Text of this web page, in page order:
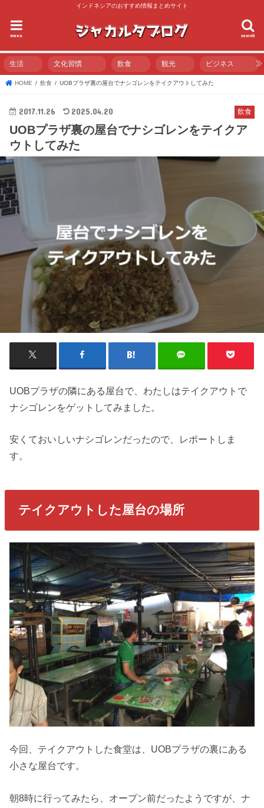
インドネシアのおすすめ情報まとめサイト
search
menu
生活 文化習慣 飲食 観光 ビジネス
HOME 飲食 UOBプラザ裏の屋台でナシゴレンをテイクアウトしてみた
飲食
2017.11.26 2025.04.20
UOBプラザ裏の屋台でナシゴレンをテイクア
ウトしてみた
UOBプラザの隣にある屋台で、わたしはテイクアウトで
ナシゴレンをゲットしてみました。
安くておいしいナシゴレンだったので、レポートしま
す。
テイクアウトした屋台の場所
今回、テイクアウトした食堂は、UOBプラザの裏にある
小さな屋台です。
朝8時に行ってみたら、オープン前だったようですが、ナ